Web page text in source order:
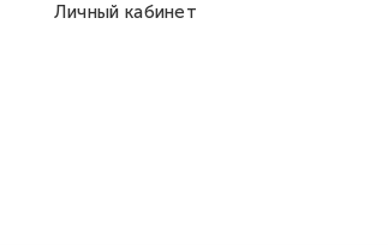
Личный кабинет